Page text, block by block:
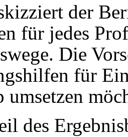
der
für jedes
Die
für
umsetzen
des